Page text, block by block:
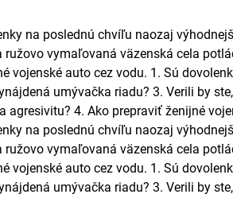
na poslednú chvíľu naozaj
ružovo vymaľovaná väzenská cela
vojenské auto cez vodu. 1. Sú
umývačka riadu? 3. Verili by
4. Ako prepraviť ženijné
na poslednú chvíľu naozaj
ružovo vymaľovaná väzenská cela
vojenské auto cez vodu. 1. Sú
umývačka riadu? 3. Verili by